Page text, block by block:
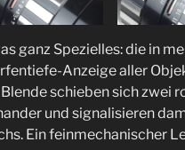
ganz Spezielles: die in
Anzeige aller
schieben sich zwei
und signalisieren
Ein feinmechanischer